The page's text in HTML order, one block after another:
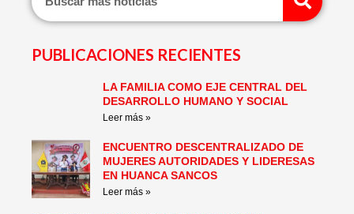
PUBLICACIONES RECIENTES
LA FAMILIA COMO EJE CENTRAL DEL
DESARROLLO HUMANO Y SOCIAL
Leer más »
ENCUENTRO DESCENTRALIZADO DE
MUJERES AUTORIDADES Y LIDERESAS
EN HUANCA SANCOS
Leer más »
PagePagePagePagePagePage